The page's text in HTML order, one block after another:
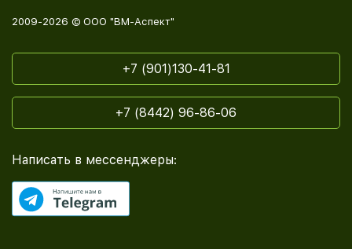
2009-2026 © ООО "ВМ-Аспект"
+7 (901)130-41-81
+7 (8442) 96-86-06
Написать в мессенджеры: